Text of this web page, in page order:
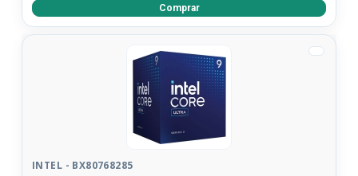
Comprar
INTEL - BX80768285